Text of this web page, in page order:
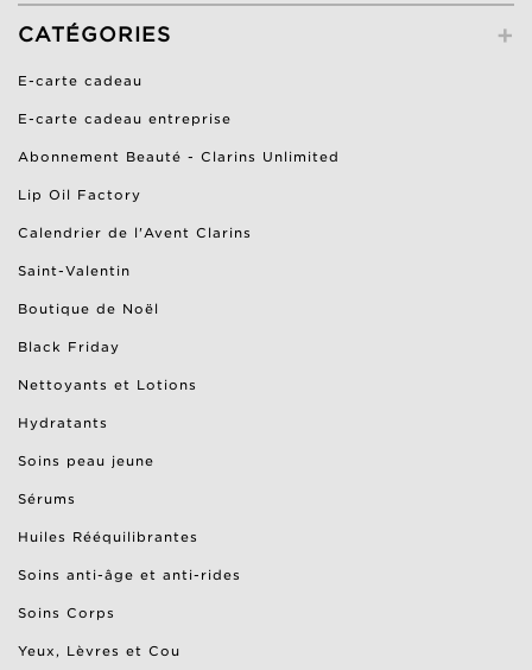
+
CATÉGORIES
E-carte cadeau
E-carte cadeau entreprise
Abonnement Beauté - Clarins Unlimited
Lip Oil Factory
Calendrier de l'Avent Clarins
Saint-Valentin
Boutique de Noël
Black Friday
Nettoyants et Lotions
Hydratants
Soins peau jeune
Sérums
Huiles Rééquilibrantes
Soins anti-âge et anti-rides
Soins Corps
Yeux, Lèvres et Cou